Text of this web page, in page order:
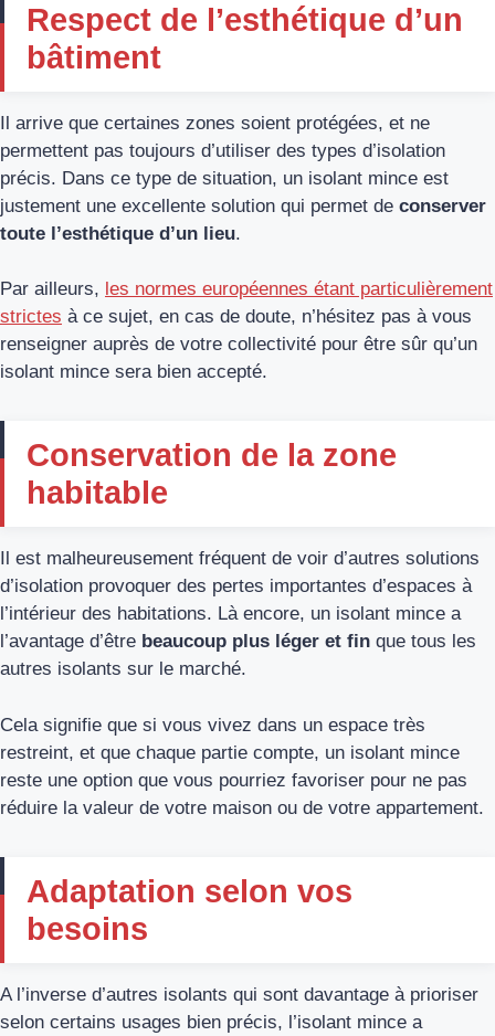
Respect de l’esthétique d’un
bâtiment
Il arrive que certaines zones soient protégées, et ne
permettent pas toujours d’utiliser des types d’isolation
précis. Dans ce type de situation, un isolant mince est
justement une excellente solution qui permet de conserver
toute l’esthétique d’un lieu.
Par ailleurs, les normes européennes étant particulièrement
strictes à ce sujet, en cas de doute, n’hésitez pas à vous
renseigner auprès de votre collectivité pour être sûr qu’un
isolant mince sera bien accepté.
Conservation de la zone
habitable
Il est malheureusement fréquent de voir d’autres solutions
d’isolation provoquer des pertes importantes d’espaces à
l’intérieur des habitations. Là encore, un isolant mince a
l’avantage d’être beaucoup plus léger et fin que tous les
autres isolants sur le marché.
Cela signifie que si vous vivez dans un espace très
restreint, et que chaque partie compte, un isolant mince
reste une option que vous pourriez favoriser pour ne pas
réduire la valeur de votre maison ou de votre appartement.
Adaptation selon vos
besoins
A l’inverse d’autres isolants qui sont davantage à prioriser
selon certains usages bien précis, l’isolant mince a